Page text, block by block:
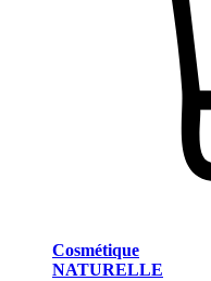
Cosmétique
NATURELLE